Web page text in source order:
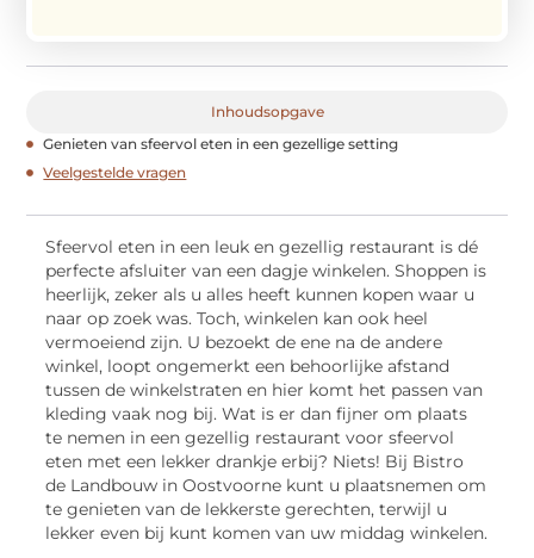
Inhoudsopgave
Genieten van sfeervol eten in een gezellige setting
Veelgestelde vragen
Sfeervol eten in een leuk en gezellig restaurant is dé
perfecte afsluiter van een dagje winkelen. Shoppen is
heerlijk, zeker als u alles heeft kunnen kopen waar u
naar op zoek was. Toch, winkelen kan ook heel
vermoeiend zijn. U bezoekt de ene na de andere
winkel, loopt ongemerkt een behoorlijke afstand
tussen de winkelstraten en hier komt het passen van
kleding vaak nog bij. Wat is er dan fijner om plaats
te nemen in een gezellig restaurant voor sfeervol
eten met een lekker drankje erbij? Niets! Bij Bistro
de Landbouw in Oostvoorne kunt u plaatsnemen om
te genieten van de lekkerste gerechten, terwijl u
lekker even bij kunt komen van uw middag winkelen.